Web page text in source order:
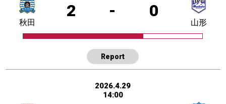
2 - 0
秋田 山形
Report
2026.4.29
14:00